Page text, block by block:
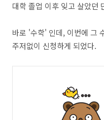
대학 졸업 이후 잊고 살았던
바로 '수학' 인데, 이번에 그
주저없이 신청하게 되었다.